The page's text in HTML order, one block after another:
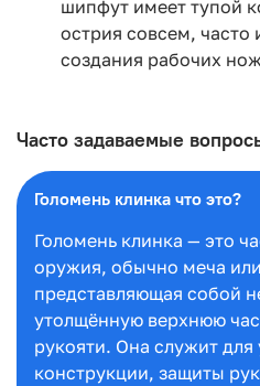
шипфут имеет тупой
острия совсем, часто
создания рабочих
Часто задаваемые
Голомень клинка что это?
Голомень клинка — это
оружия, обычно меча
представляющая собой
утолщённую верхнюю
рукояти. Она служит для
конструкции, защиты